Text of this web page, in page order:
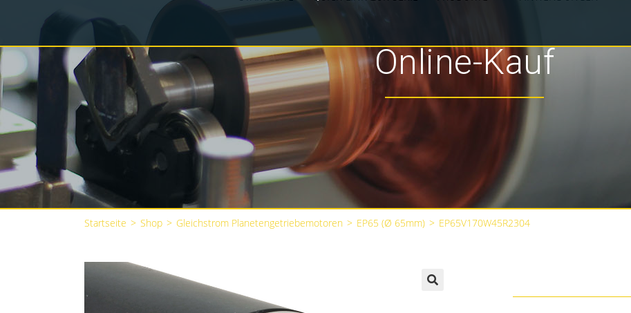
Online-Kauf
Startseite > Shop > Gleichstrom Planetengetriebemotoren > EP65 (Ø 65mm) > EP65V170W45R2304